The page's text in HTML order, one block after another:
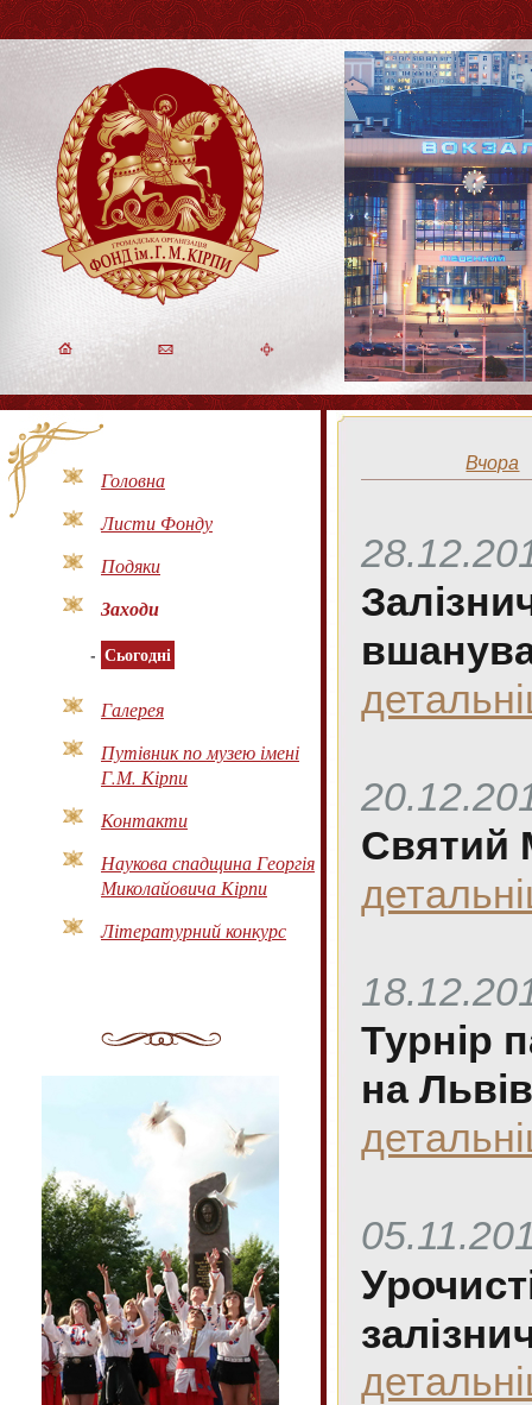
Головна
Листи Фонду
Подяки
Заходи
- Сьогодні
Галерея
Путівник по музею імені
Г.М. Кірпи
Контакти
Наукова спадщина Георгія
Миколайовича Кірпи
Літературний конкурс
Вчора
Святий
Турнір
на